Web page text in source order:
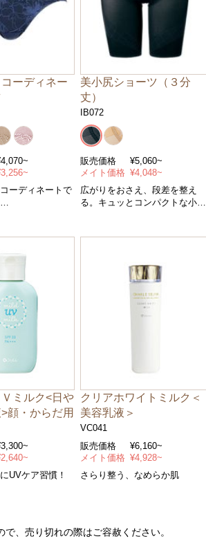
ーディネー
ーディネートで
美小尻ショーツ（３分
丈）
IB072
販売価格
¥5,060~
メイト価格 ¥4,048~
広がりをおさえ、段差を整え
る。キュッとコンパクトな小尻
Ｓ～ＬＬ＊カラー/全２色
ミルク<日や
顔・からだ用
UVケア習慣！
クリアホワイトミルク＜
美容乳液＞
VC041
販売価格
¥6,160~
メイト価格 ¥4,928~
さらり整う、なめらか肌
、売り切れの際はご容赦ください。